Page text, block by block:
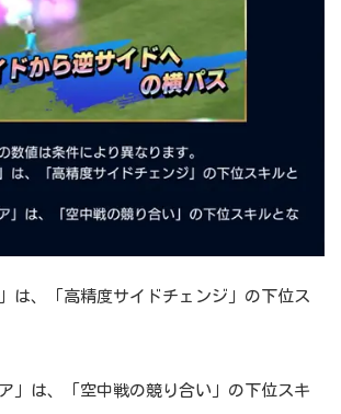
は、「高精度サイドチェンジ」の下位ス
」は、「空中戦の競り合い」の下位スキ